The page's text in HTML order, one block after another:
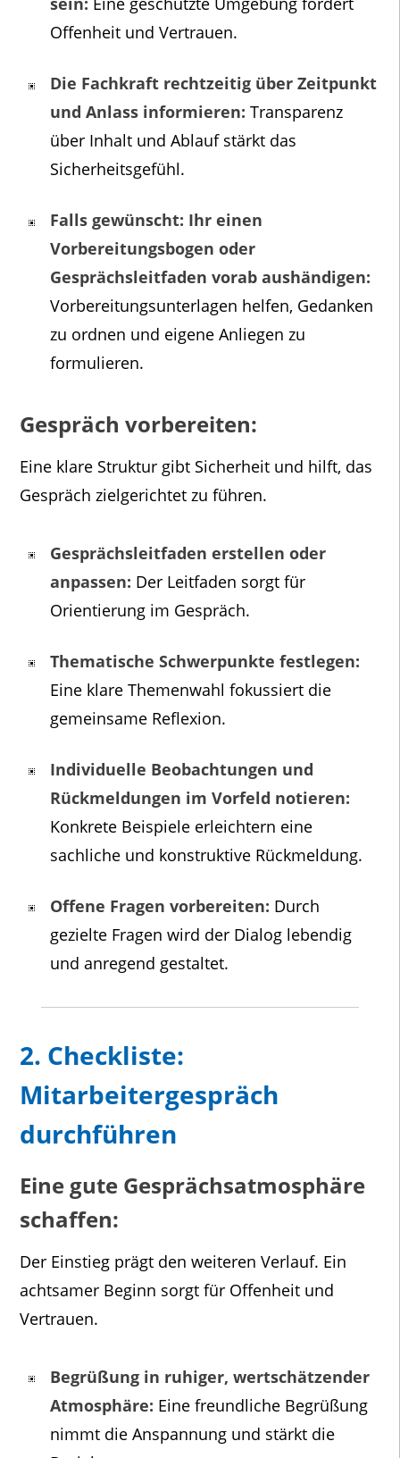
Offenheit und Vertrauen.
Die Fachkraft rechtzeitig über Zeitpunkt
und Anlass informieren: Transparenz
über Inhalt und Ablauf stärkt das
Sicherheitsgefühl.
Falls gewünscht: Ihr einen
Vorbereitungsbogen oder
Gesprächsleitfaden vorab aushändigen:
Vorbereitungsunterlagen helfen, Gedanken
zu ordnen und eigene Anliegen zu
formulieren.
Gespräch vorbereiten:
Eine klare Struktur gibt Sicherheit und hilft, das
Gespräch zielgerichtet zu führen.
Gesprächsleitfaden erstellen oder
anpassen: Der Leitfaden sorgt für
Orientierung im Gespräch.
Thematische Schwerpunkte festlegen:
Eine klare Themenwahl fokussiert die
gemeinsame Reflexion.
Individuelle Beobachtungen und
Rückmeldungen im Vorfeld notieren:
Konkrete Beispiele erleichtern eine
sachliche und konstruktive Rückmeldung.
Offene Fragen vorbereiten: Durch
gezielte Fragen wird der Dialog lebendig
und anregend gestaltet.
2. Checkliste:
Mitarbeitergespräch
durchführen
Eine gute Gesprächsatmosphäre
schaffen:
Der Einstieg prägt den weiteren Verlauf. Ein
achtsamer Beginn sorgt für Offenheit und
Vertrauen.
Begrüßung in ruhiger, wertschätzender
Atmosphäre: Eine freundliche Begrüßung
nimmt die Anspannung und stärkt die